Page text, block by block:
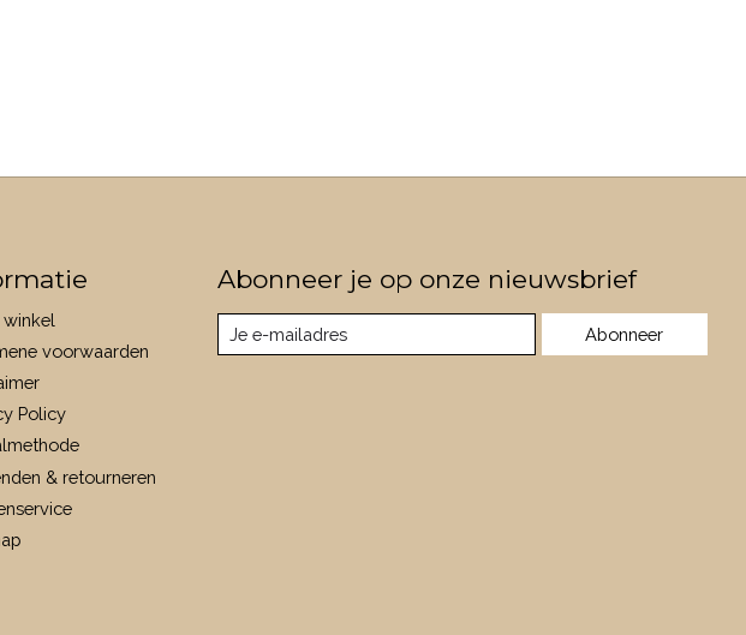
voorwaarden
Policy
& retourneren
Abonneer je op onze nieuwsbrief
Abonneer